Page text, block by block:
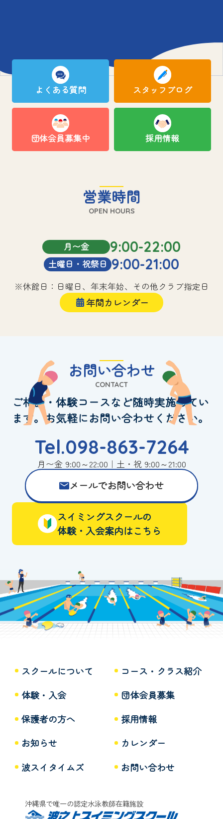
よくある質問 スタッフブログ
団体会員募集中 採用情報
営業時間
OPEN HOURS
月〜金 9:00-22:00
土曜日・祝祭日 9:00-21:00
※休館日：日曜日、年末年始、その他クラブ指定日
年間カレンダー
お問い合わせ
CONTACT
ご相談・体験コースなど随時実施してい
ます。お気軽にお問い合わせください。
Tel.098-863-7264
月〜金 9:00～22:00｜土・祝 9:00～21:00
メールでお問い合わせ
スイミングスクールの
体験・入会案内はこちら
スクールについて
コース・クラス紹介
体験・入会
団体会員募集
保護者の方へ
採用情報
お知らせ
カレンダー
波スイタイムズ
お問い合わせ
沖縄県で唯一の認定水泳教師在籍施設